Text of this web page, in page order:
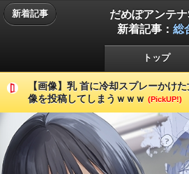
新着記事
だめぽアンテ
新着記事： 総
トップ
【画像】乳 首に冷却スプレーかけ
像を投稿してしまうｗｗｗ (PickUP!)